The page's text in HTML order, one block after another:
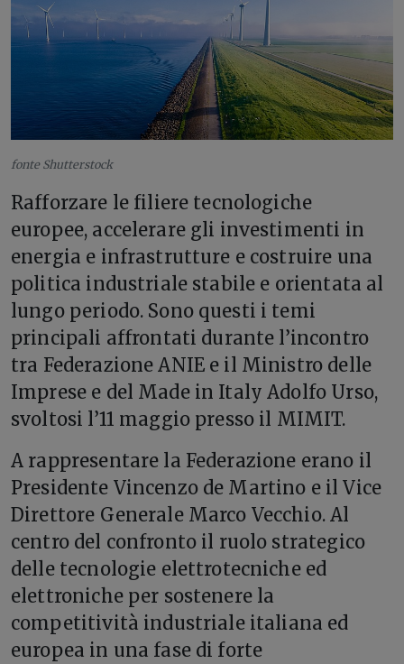
fonte Shutterstock
Rafforzare le filiere tecnologiche
europee, accelerare gli investimenti in
energia e infrastrutture e costruire una
politica industriale stabile e orientata al
lungo periodo. Sono questi i temi
principali affrontati durante l’incontro
tra Federazione ANIE e il Ministro delle
Imprese e del Made in Italy Adolfo Urso,
svoltosi l’11 maggio presso il MIMIT.
A rappresentare la Federazione erano il
Presidente Vincenzo de Martino e il Vice
Direttore Generale Marco Vecchio. Al
centro del confronto il ruolo strategico
delle tecnologie elettrotecniche ed
elettroniche per sostenere la
competitività industriale italiana ed
europea in una fase di forte